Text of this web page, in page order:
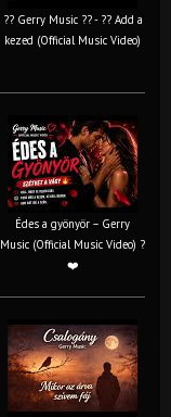
?? Gerry Music ?? - ?? Add a
kezed (Official Music Video)
Édes a gyönyör – Gerry
Music (Official Music Video) ?
❤️